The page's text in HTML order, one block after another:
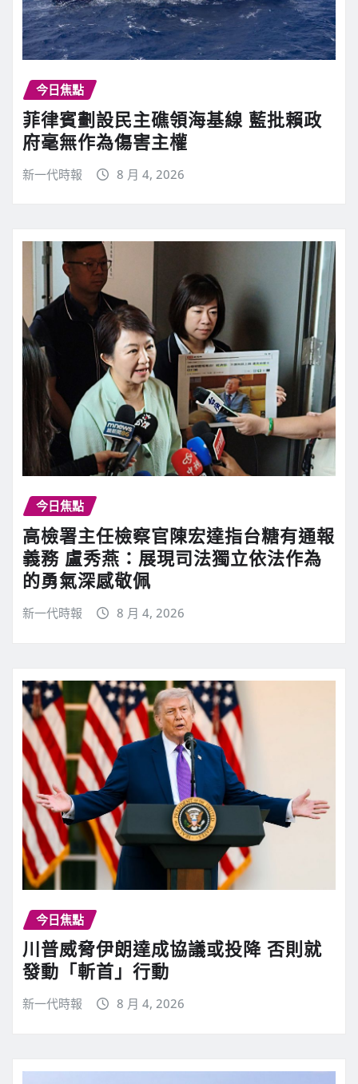
今日焦點
菲律賓劃設民主礁領海基線 藍批賴政
府毫無作為傷害主權
新一代時報 8 月 4, 2026
今日焦點
高檢署主任檢察官陳宏達指台糖有通報
義務 盧秀燕：展現司法獨立依法作為
的勇氣深感敬佩
新一代時報 8 月 4, 2026
今日焦點
川普威脅伊朗達成協議或投降 否則就
發動「斬首」行動
新一代時報 8 月 4, 2026